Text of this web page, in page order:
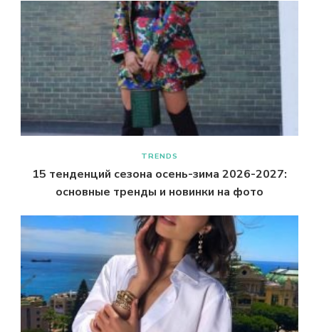
TRENDS
15 тенденций сезона осень-зима 2026-2027:
основные тренды и новинки на фото